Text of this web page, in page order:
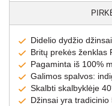
Didelio dydžio džinsai
Britų prekės ženklas
Pagaminta iš 100%
Galimos spalvos:
Skalbti skalbyklėje
Džinsai yra